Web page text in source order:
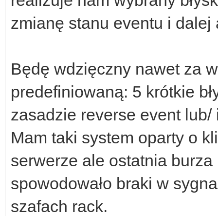
zmianę stanu eventu i dalej
Będę wdzięczny nawet za
predefiniowaną: 5 krótkie
zasadzie reverse event lub/
Mam taki system oparty o
serwerze ale ostatnia
spowodowało braki w
szafach rack.